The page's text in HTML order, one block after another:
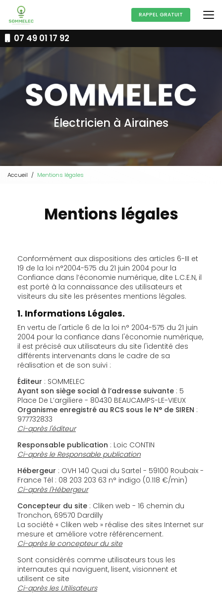
contenu
principal07 49 01 17 92
RAPPEL GRATUIT
Électricien à Airaines
Accueil Mentions légales
Mentions légales
Conformément aux dispositions des articles 6-III et
19 de la loi n°2004-575 du 21 juin 2004 pour la
Confiance dans l’économie numérique, dite L.C.E.N, il
est porté à la connaissance des utilisateurs et
visiteurs du site les présentes mentions légales.
1. Informations Légales.
En vertu de l'article 6 de la loi n° 2004-575 du 21 juin
2004 pour la confiance dans l'économie numérique,
il est précisé aux utilisateurs du site l'identité des
différents intervenants dans le cadre de sa
réalisation et de son suivi :
Éditeur : SOMMELEC
Ayant son siège social à l’adresse suivante : 5
Place De L’argiliere - 80430 BEAUCAMPS-LE-VIEUX
Organisme enregistré au RCS sous le N° de SIREN :
977732833
Ci-après l'éditeur
Responsable publication : Loic CONTIN
Ci-après le Responsable publication
Hébergeur : OVH 140 Quai du Sartel - 59100 Roubaix -
France Tél : 08 203 203 63 n° indigo (0.118 €/min)
Ci-après l'Hébergeur
Concepteur du site : Cliken web - 16 chemin du
Tronchon, 69570 Dardilly
La société « Cliken web » réalise des sites Internet sur
mesure et améliore votre référencement.
Ci-après le concepteur du site
Sont considérés comme utilisateurs tous les
internautes qui naviguent, lisent, visionnent et
utilisent ce site
Ci-après les Utilisateurs